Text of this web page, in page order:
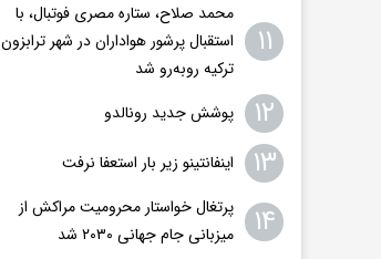
۱۱
محمد صلاح، ستاره مصری فوتبال، با
استقبال پرشور هواداران در شهر ترابزون
ترکیه روبه‌رو شد
۱۲ پوشش جدید رونالدو
۱۳ اینفانتینو زیر بار استعفا نرفت
۱۴
پرتغال خواستار محرومیت مراکش از
میزبانی جام جهانی ۲۰۳۰ شد